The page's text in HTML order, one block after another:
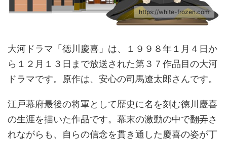
https://white-frozen.com
大河ドラマ「徳川慶喜」は、１９９８年１月４日か
ら１２月１３日まで放送された第３７作品目の大河
ドラマです。原作は、安心の司馬遼太郎さんです。
江戸幕府最後の将軍として歴史に名を刻む徳川慶喜
の生涯を描いた作品です。幕末の激動の中で翻弄さ
れながらも、自らの信念を貫き通した慶喜の姿が丁